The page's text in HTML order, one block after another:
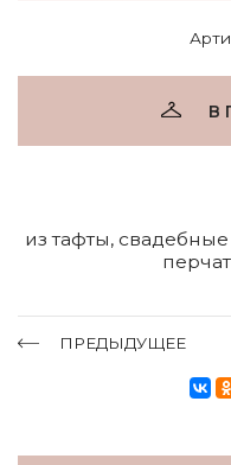
В
из тафты, свадебные
ПРЕДЫДУЩЕЕ